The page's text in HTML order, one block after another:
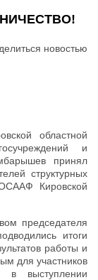
новостью
областной
и
принял
структурных
Кировской
председателя
итоги
работы и
для участников
в выступлении